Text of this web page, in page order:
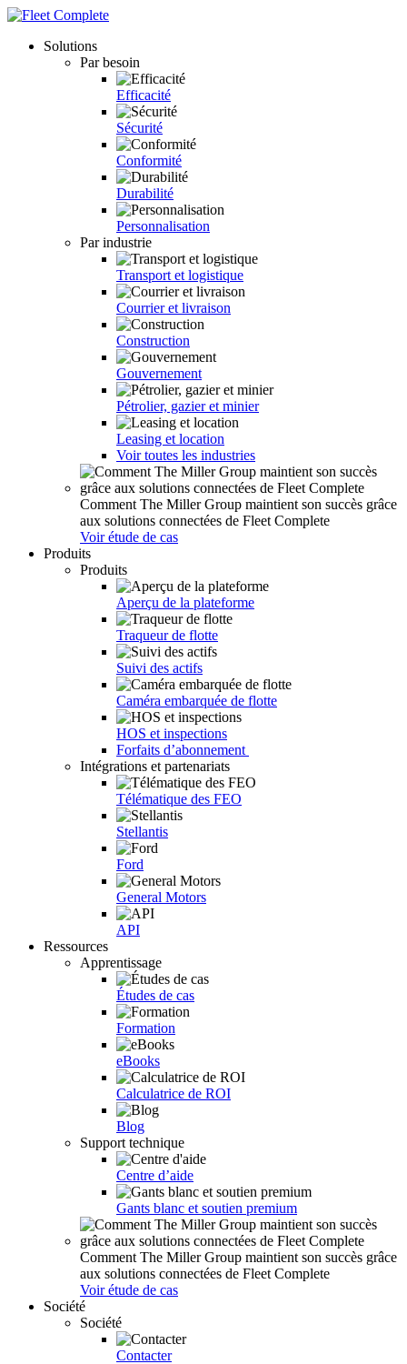
Solutions
Par besoin
Efficacité
Sécurité
Conformité
Durabilité
Personnalisation
Par industrie
Transport et logistique
Courrier et livraison
Construction
Gouvernement
Pétrolier, gazier et minier
Leasing et location
Voir toutes les industries
Comment The Miller Group maintient son succès grâce
aux solutions connectées de Fleet Complete
Voir étude de cas
Produits
Produits
Aperçu de la plateforme
Traqueur de flotte
Suivi des actifs
Caméra embarquée de flotte
HOS et inspections
Forfaits d’abonnement
Intégrations et partenariats
Télématique des FEO
Stellantis
Ford
General Motors
API
Ressources
Apprentissage
Études de cas
Formation
eBooks
Calculatrice de ROI
Blog
Support technique
Centre d’aide
Gants blanc et soutien premium
Comment The Miller Group maintient son succès grâce
aux solutions connectées de Fleet Complete
Voir étude de cas
Société
Société
Contacter